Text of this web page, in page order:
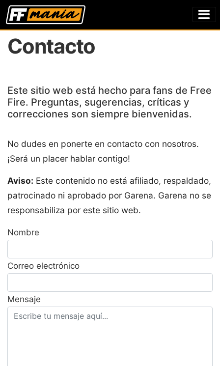
Contacto
Este sitio web está hecho para fans de Free
Fire. Preguntas, sugerencias, críticas y
correcciones son siempre bienvenidas.
No dudes en ponerte en contacto con nosotros.
¡Será un placer hablar contigo!
Aviso: Este contenido no está afiliado, respaldado,
patrocinado ni aprobado por Garena. Garena no se
responsabiliza por este sitio web.
Nombre
Correo electrónico
Mensaje